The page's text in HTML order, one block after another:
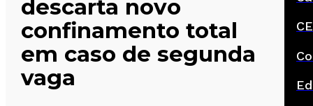
descarta novo
confinamento total
em caso de segunda
vaga